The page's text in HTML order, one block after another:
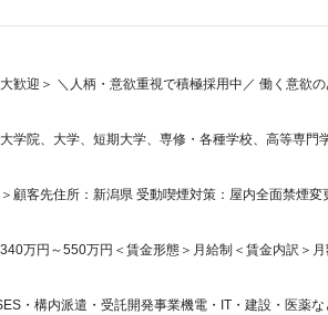
歓迎＞ ＼人柄・意欲重視で積極採用中／ 働く意欲
学院、大学、短期大学、専修・各種学校、高等専門
顧客先住所：新潟県 受動喫煙対策：屋内全面禁煙
万円～550万円＜賃金形態＞月給制＜賃金内訳＞
・構内派遣・受託開発事業機電・IT・建設・医薬